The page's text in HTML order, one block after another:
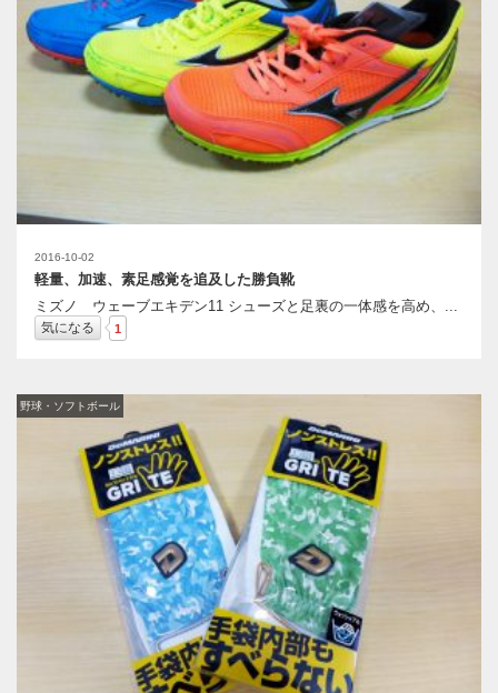
2016-10-02
軽量、加速、素足感覚を追及した勝負靴
ミズノ ウェーブエキデン11 シューズと足裏の一体感を高め、...
気になる 1
野球・ソフトボール